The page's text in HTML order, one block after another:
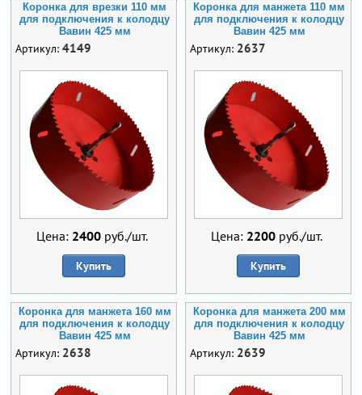
Коронка для врезки 110 мм
для подключения к колодцу
Вавин 425 мм
Артикул: 4149
Цена: 2400руб./шт.
Купить
Коронка для манжета 110 мм
для подключения к колодцу
Вавин 425 мм
Артикул: 2637
Цена: 2200руб./шт.
Купить
Коронка для манжета 160 мм
для подключения к колодцу
Вавин 425 мм
Артикул: 2638
Коронка для манжета 200 мм
для подключения к колодцу
Вавин 425 мм
Артикул: 2639